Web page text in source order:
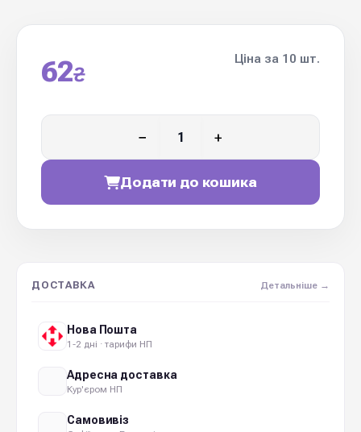
62₴
Ціна за 10 шт.
− +
Додати до кошика
ДОСТАВКА Детальніше →
Нова Пошта
1-2 дні · тарифи НП
Адресна доставка
Кур'єром НП
Самовивіз